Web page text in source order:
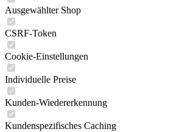
Ausgewählter Shop
CSRF-Token
Cookie-Einstellungen
Individuelle Preise
Kunden-Wiedererkennung
Kundenspezifisches Caching